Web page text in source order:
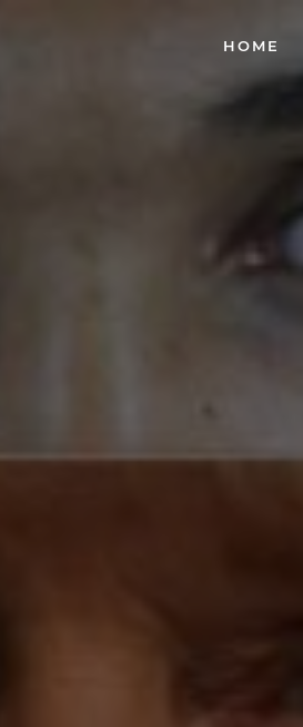
HOME